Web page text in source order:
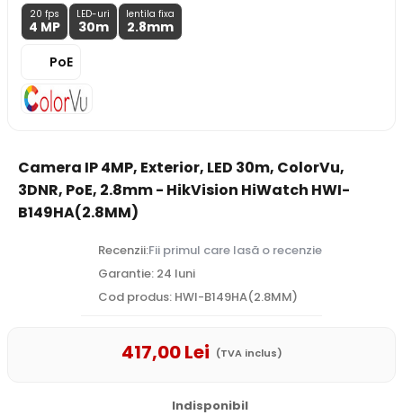
20 fps
4 MP
LED-uri
30m
lentila fixa
2.8mm
PoE
Camera IP 4MP, Exterior, LED 30m, ColorVu,
3DNR, PoE, 2.8mm - HikVision HiWatch HWI-
B149HA(2.8MM)
Recenzii:Fii primul care lasă o recenzie
Garantie: 24 luni
Cod produs: HWI-B149HA(2.8MM)
417,00Lei (TVA inclus)
Indisponibil